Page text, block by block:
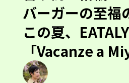
バーガーの至福
この夏、
「Vacanze a